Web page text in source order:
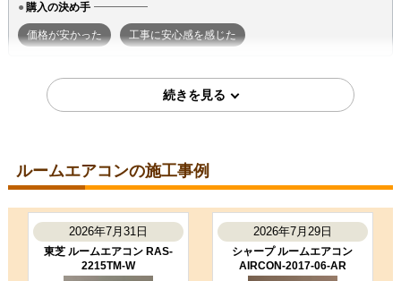
購入の決め手
価格が安かった 工事に安心感を感じた
2026年7月7日
コメント
段取りも良く、エアコン取付後のチ
ても良かったです。ありがとうござ
いました。
（ご本人様より）
工事満足度 ★★★★★ 受注満足度 ★★★☆☆
ルームエアコンの施工事例
2026年7月31日
東芝 ルームエアコン RAS-
2215TM-W
2026年7月29日
シャープ ルームエアコン
AIRCON-2017-06-AR